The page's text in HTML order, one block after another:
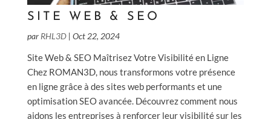
SITE WEB & SEO
par RHL3D| Oct 22, 2024
Site Web & SEO Maîtrisez Votre Visibilité en Ligne
Chez ROMAN3D, nous transformons votre présence
en ligne grâce à des sites web performants et une
optimisation SEO avancée. Découvrez comment nous
aidons les entreprises à renforcer leur visibilité sur les